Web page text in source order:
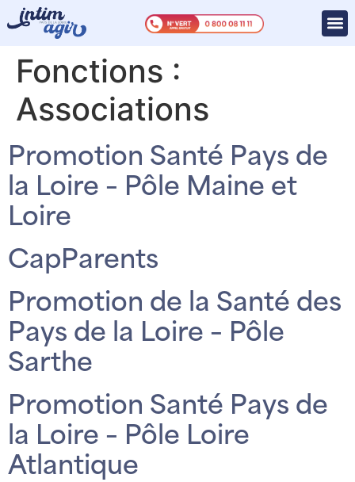
Fonctions :
Associations
Promotion Santé Pays de
la Loire – Pôle Maine et
Loire
CapParents
Promotion de la Santé des
Pays de la Loire – Pôle
Sarthe
Promotion Santé Pays de
la Loire – Pôle Loire
Atlantique